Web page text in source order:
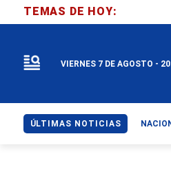
TEMAS DE HOY:
VIERNES 7 DE AGOSTO -
ÚLTIMAS NOTICIAS